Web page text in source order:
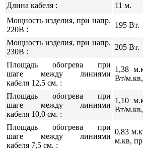
Длина кабеля :
11 м.
Мощность изделия, при напр.
220В :
195 Вт.
Мощность изделия, при напр.
230В :
205 Вт.
Площадь обогрева при
шаге между линиями
кабеля 12,5 см. :
1,38
Вт/
Площадь обогрева при
шаге между линиями
кабеля 10,0 см. :
1,10
Вт/
Площадь обогрева при
шаге между линиями
кабеля 7,5 см. :
0,83
м.кв,